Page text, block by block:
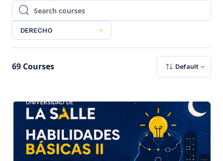
Search courses
Search courses
DERECHO
69 Courses Default